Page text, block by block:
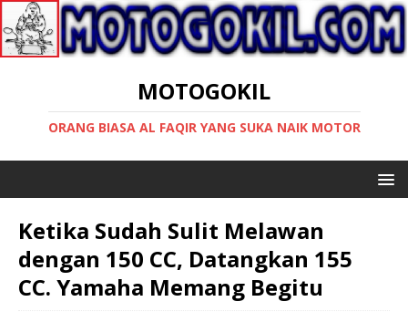
MOTOGOKIL
ORANG BIASA AL FAQIR YANG SUKA NAIK MOTOR
Ketika Sudah Sulit Melawan
dengan 150 CC, Datangkan 155
CC. Yamaha Memang Begitu